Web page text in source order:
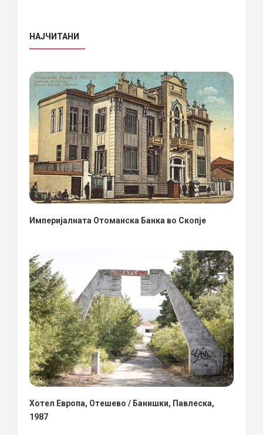
НАЈЧИТАНИ
Империјалната Отоманска Банка во Скопје
Хотел Европа, Отешево / Банишки, Павлеска,
1987